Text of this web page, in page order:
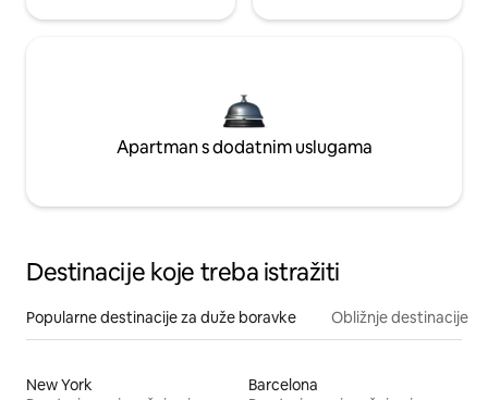
Apartman s dodatnim uslugama
Destinacije koje treba istražiti
Popularne destinacije za duže boravke Obližnje destinacije
New York
Barcelona